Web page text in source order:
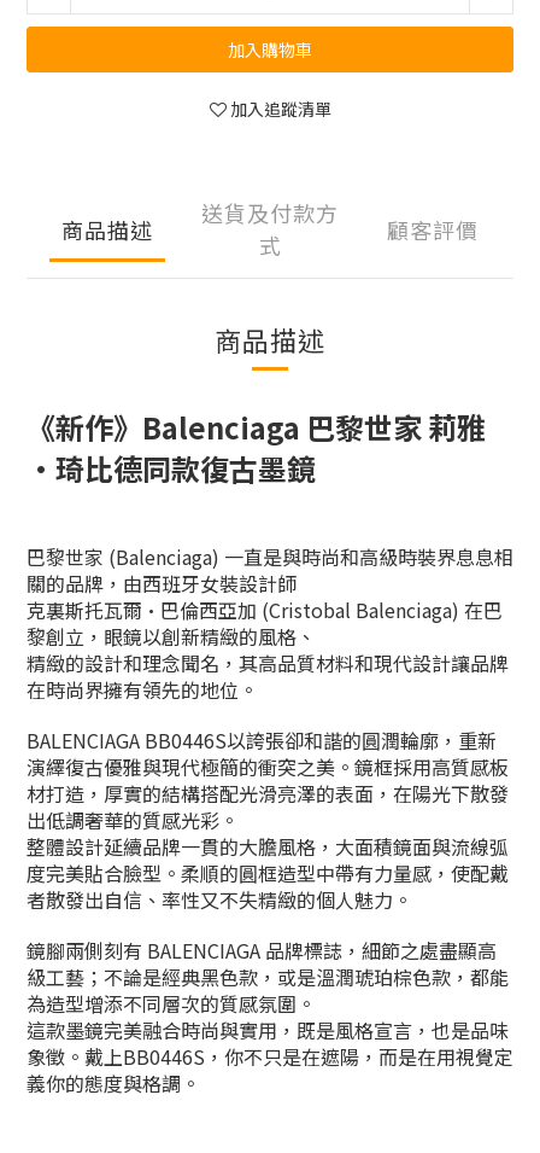
加入購物車
加入追蹤清單
商品描述
送貨及付款方
式
顧客評價
商品描述
《新作》 Balenciaga 巴黎世家莉雅
·琦比德同款復古墨鏡
巴黎世家 (Balenciaga) 一直是與時尚和高級時裝界息息相
關的品牌，由西班牙女裝設計師
克裏斯托瓦爾·巴倫西亞加 (Cristobal Balenciaga) 在巴
黎創立，眼鏡以創新精緻的風格、
精緻的設計和理念聞名，其高品質材料和現代設計讓品牌
在時尚界擁有領先的地位。
BALENCIAGA BB0446S以誇張卻和諧的圓潤輪廓，重新
演繹復古優雅與現代極簡的衝突之美。鏡框採用高質感板
材打造，厚實的結構搭配光滑亮澤的表面，在陽光下散發
出低調奢華的質感光彩。
整體設計延續品牌一貫的大膽風格，大面積鏡面與流線弧
度完美貼合臉型。柔順的圓框造型中帶有力量感，使配戴
者散發出自信、率性又不失精緻的個人魅力。
鏡腳兩側刻有 BALENCIAGA 品牌標誌，細節之處盡顯高
級工藝；不論是經典黑色款，或是溫潤琥珀棕色款，都能
為造型增添不同層次的質感氛圍。
這款墨鏡完美融合時尚與實用，既是風格宣言，也是品味
象徵。戴上BB0446S，你不只是在遮陽，而是在用視覺定
義你的態度與格調。